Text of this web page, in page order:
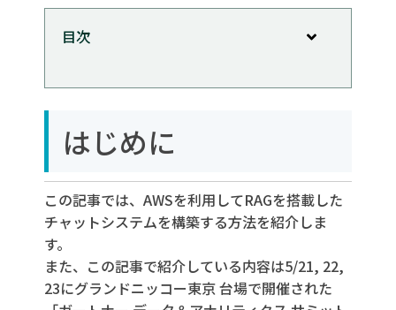
目次
はじめに
システムの構成
おわりに
はじめに
この記事では、AWSを利用してRAGを搭載した
チャットシステムを構築する方法を紹介しま
す。
また、この記事で紹介している内容は5/21, 22,
23にグランドニッコー東京 台場で開催された